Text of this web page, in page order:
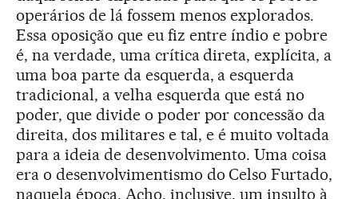
operários de lá fossem menos explorados.
Essa oposição que eu fiz entre índio e pobre
é, na verdade, uma crítica direta, explícita, a
uma boa parte da esquerda, a esquerda
tradicional, a velha esquerda que está no
poder, que divide o poder por concessão da
direita, dos militares e tal, e é muito voltada
para a ideia de desenvolvimento. Uma coisa
era o desenvolvimentismo do Celso Furtado,
naquela época. Acho, inclusive, um insulto à